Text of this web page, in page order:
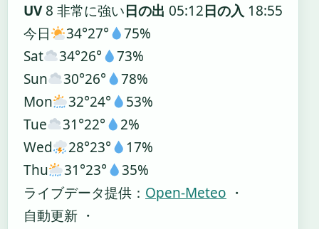
UV8 非常に強い日の出 05:12日の入 18:55
今日
34°27°
75%
Sat
34°26°
73%
Sun
30°26°
78%
Mon
32°24°
53%
Tue
31°22°
2%
Wed
28°23°
17%
Thu
31°23°
35%
ライブデータ提供： Open-Meteo ・
自動更新 ・